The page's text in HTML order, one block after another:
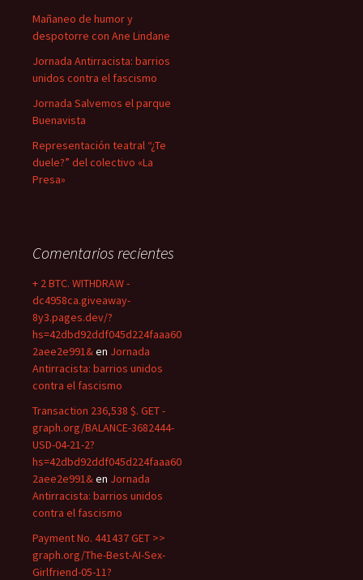
Mañaneo de humor y
despotorre con Ane Lindane
Jornada Antirracista: barrios
unidos contra el fascismo
Jornada Salvemos el parque
Buenavista
Representación teatral “¿Te
duele?” del colectivo «La
Presa»
Comentarios recientes
+ 2 BTC. WITHDRAW -
dc4958ca.giveaway-
8y3.pages.dev/?
hs=42dbd92ddf045d224faaa60
2aee2e991&en Jornada
Antirracista: barrios unidos
contra el fascismo
Transaction 236,538 $. GET -
graph.org/BALANCE-3682444-
USD-04-21-2?
hs=42dbd92ddf045d224faaa60
2aee2e991&en Jornada
Antirracista: barrios unidos
contra el fascismo
Payment No. 441437 GET >>
graph.org/The-Best-AI-Sex-
Girlfriend-05-11?